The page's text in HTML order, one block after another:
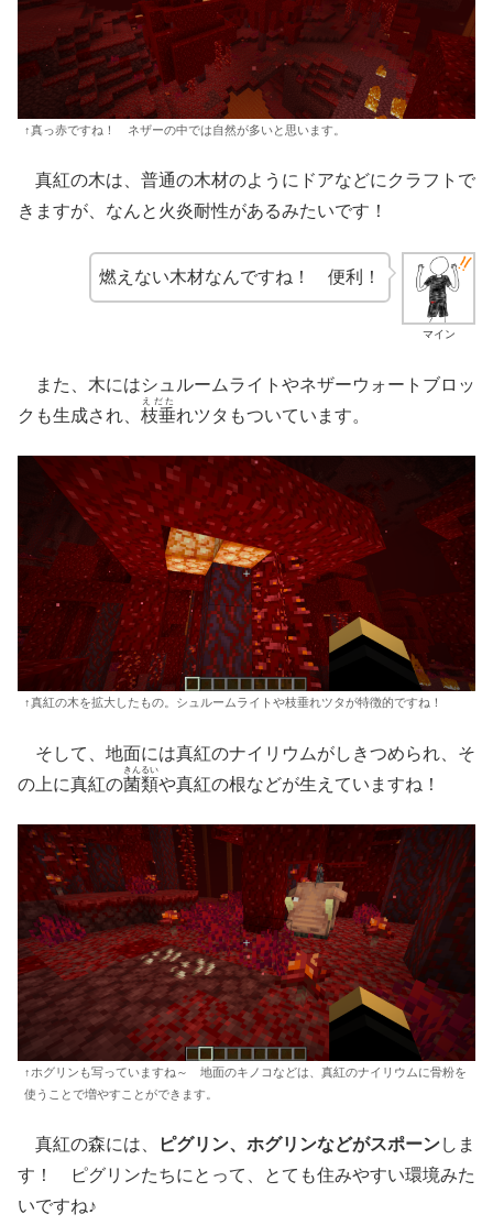
↑真っ赤ですね！ ネザーの中では自然が多いと思います。
真紅の木は、普通の木材のようにドアなどにクラフトで
きますが、なんと火炎耐性があるみたいです！
マイン
燃えない木材なんですね！ 便利！
また、木にはシュルームライトやネザーウォートブロッ
クも生成され、 枝垂
えだた
れツタもついています。
↑真紅の木を拡大したもの。シュルームライトや枝垂れツタが特徴的ですね！
そして、地面には真紅のナイリウムがしきつめられ、そ
の上に真紅の菌類
きんるい
や真紅の根などが生えていますね！
↑ホグリンも写っていますね～ 地面のキノコなどは、真紅のナイリウムに骨粉を
使うことで増やすことができます。
真紅の森には、 ピグリン、ホグリンなどがスポーンしま
す！ ピグリンたちにとって、とても住みやすい環境みた
いですね♪